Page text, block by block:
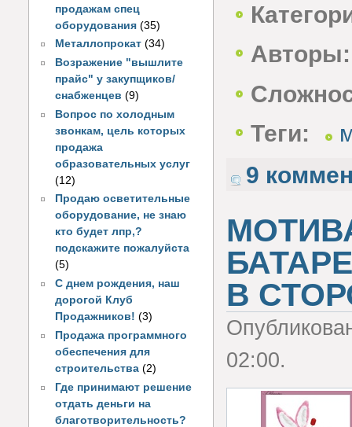
продажам спец
оборудования (35)
Металлопрокат (34)
Возражение "вышлите
прайс" у закупщиков/
снабженцев (9)
Вопрос по холодным
звонкам, цель которых
продажа
образовательных услуг
(12)
Продаю осветительные
оборудование, не знаю
кто будет лпр,?
подскажите пожалуйста
(5)
С днем рождения, наш
дорогой Клуб
Продажников! (3)
Продажа программного
обеспечения для
строительства (2)
Где принимают решение
отдать деньги на
благотворительность?
Авторы:
Теги:
9
В
02:00.